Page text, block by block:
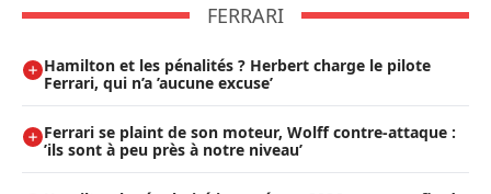
FERRARI
Hamilton et les pénalités ? Herbert charge le pilote
Ferrari, qui n’a ’aucune excuse’
Ferrari se plaint de son moteur, Wolff contre-attaque :
’ils sont à peu près à notre niveau’